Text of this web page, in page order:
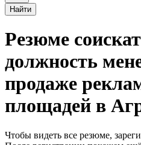
Найти
Резюме
должность
продаже
площадей в
Чтобы видеть все резюме,